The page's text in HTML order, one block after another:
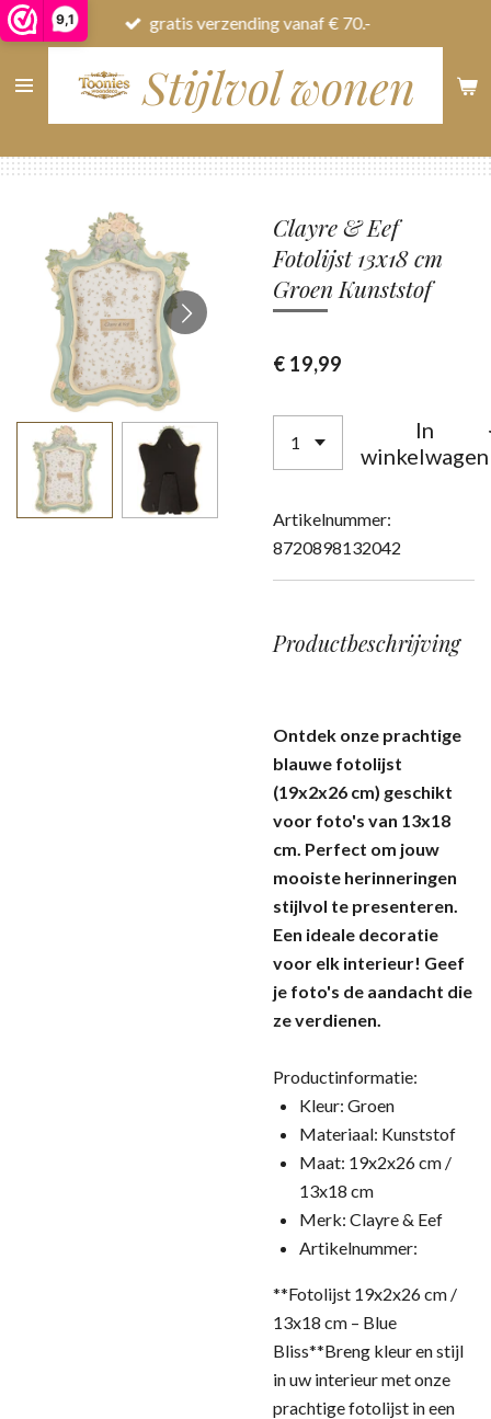
9,1
Ga
direct
naar
Stijlvol wonen
gratis verzending vanaf € 70.-
Clayre & Eef
Fotolijst 13x18 cm
Groen Kunststof
€ 19,99
In
winkelwagen
Artikelnummer:
8720898132042
Productbeschrijving
Ontdek onze prachtige
blauwe fotolijst
(19x2x26 cm) geschikt
voor foto's van 13x18
cm. Perfect om jouw
mooiste herinneringen
stijlvol te presenteren.
Een ideale decoratie
voor elk interieur! Geef
je foto's de aandacht die
ze verdienen.
Productinformatie:
Kleur: Groen
Materiaal: Kunststof
Maat: 19x2x26 cm /
13x18 cm
Merk: Clayre & Eef
Artikelnummer:
**Fotolijst 19x2x26 cm /
13x18 cm – Blue
Bliss**Breng kleur en stijl
in uw interieur met onze
prachtige fotolijst in een